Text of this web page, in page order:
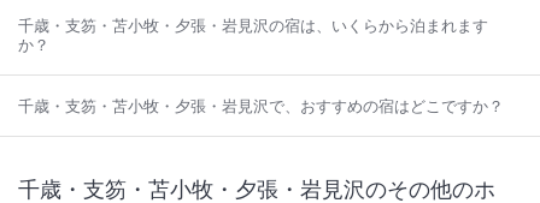
千歳・支笏・苫小牧・夕張・岩見沢の宿は、いくらから泊まれます
か？
千歳・支笏・苫小牧・夕張・岩見沢で、おすすめの宿はどこですか？
千歳・支笏・苫小牧・夕張・岩見沢のその他のホ